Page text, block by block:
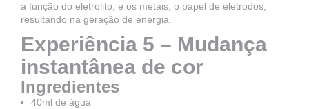
a função do eletrólito, e os metais, o papel de eletrodos,
resultando na geração de energia.
Experiência 5 – Mudança
instantânea de cor
Ingredientes
40ml de água